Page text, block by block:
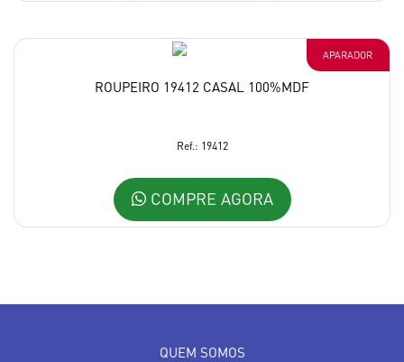
APARADOR
ROUPEIRO 19412 CASAL 100%MDF
Ref.: 19412
COMPRE AGORA
QUEM SOMOS